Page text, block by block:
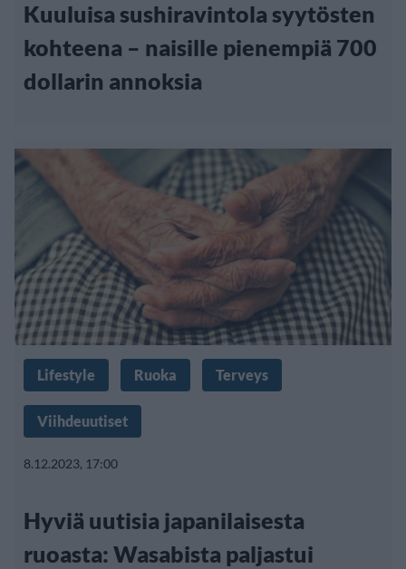
Kuuluisa sushiravintola syytösten
kohteena – naisille pienempiä 700
dollarin annoksia
Lifestyle Ruoka Terveys
Viihdeuutiset
8.12.2023, 17:00
Hyviä uutisia japanilaisesta
ruoasta: Wasabista paljastui